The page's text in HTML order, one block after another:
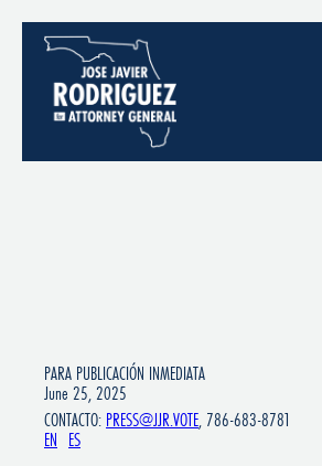
PARA PUBLICACIÓN INMEDIATA
June 25, 2025
CONTACTO: PRESS@JJR.VOTE, 786-683-8781
EN ES